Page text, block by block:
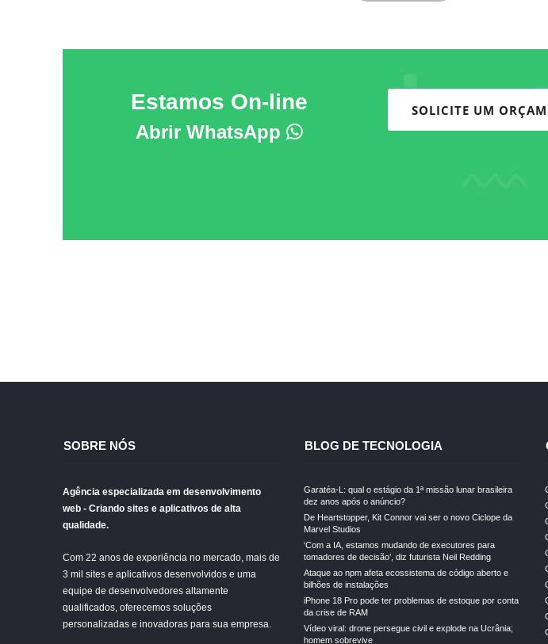
Estamos On-line
Abrir WhatsApp
SOLICITE UM
SOBRE NÓS
Agência especializada em desenvolvimento
web - Criando sites e aplicativos de alta
qualidade.
Com 22 anos de experiência no mercado, mais de
3 mil sites e aplicativos desenvolvidos e uma
equipe de desenvolvedores altamente
qualificados, oferecemos soluções
personalizadas e inovadoras para sua empresa.
BLOG DE TECNOLOGIA
Garatéa-L: qual o estágio da 1ª missão lunar brasileira
dez anos após o anúncio?
De Heartstopper, Kit Connor vai ser o novo Ciclope da
Marvel Studios
‘Com a IA, estamos mudando de executores para
tomadores de decisão’, diz futurista Neil Redding
Ataque ao npm afeta ecossistema de código aberto e
bilhões de instalações
iPhone 18 Pro pode ter problemas de estoque por conta
da crise de RAM
Vídeo viral: drone persegue civil e explode na Ucrânia;
homem sobrevive